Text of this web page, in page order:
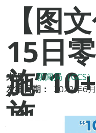
【图
15日
施
施
来源： 新闻局（GCS）
发布日期：
2022年6